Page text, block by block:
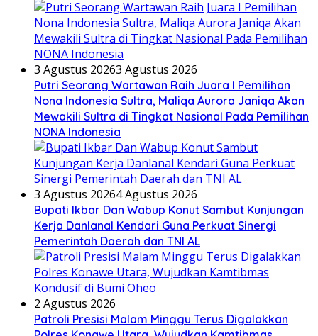
3 Agustus 20263 Agustus 2026
Putri Seorang Wartawan ‎Raih Juara I Pemilihan
Nona Indonesia Sultra, Maliqa Aurora Janiqa Akan
Mewakili Sultra di Tingkat Nasional Pada Pemilihan
NONA Indonesia
3 Agustus 20264 Agustus 2026
Bupati Ikbar Dan Wabup Konut Sambut Kunjungan
Kerja Danlanal Kendari Guna Perkuat Sinergi
Pemerintah Daerah dan TNI AL
2 Agustus 2026
Patroli Presisi Malam Minggu Terus Digalakkan